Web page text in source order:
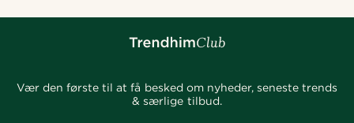
Vær den første til at få besked om nyheder, seneste trends
& særlige tilbud.